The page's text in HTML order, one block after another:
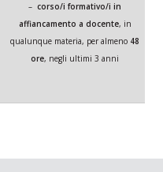
–corso/i formativo/i in
affiancamento a docente, in
qualunque materia, per almeno 48
ore, negli ultimi 3 anni